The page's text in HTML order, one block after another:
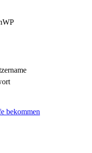
bekommen